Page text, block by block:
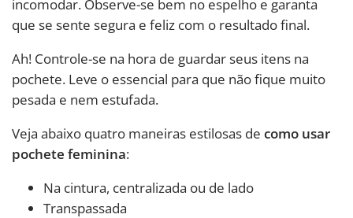
incomodar. Observe-se bem no espelho e garanta
que se sente segura e feliz com o resultado final.
Ah! Controle-se na hora de guardar seus itens na
pochete. Leve o essencial para que não fique muito
pesada e nem estufada.
Veja abaixo quatro maneiras estilosas de como usar
pochete feminina:
Na cintura, centralizada ou de lado
Transpassada